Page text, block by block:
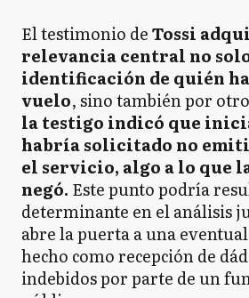
El testimonio deTossi
relevancia central no
identificación de quién
vuelo, sino también por
la testigo indicó que
habría solicitado no
el servicio, algo a lo que
negó. Este punto podría
determinante en el análisis
abre la puerta a una
hecho como recepción de
indebidos por parte de un